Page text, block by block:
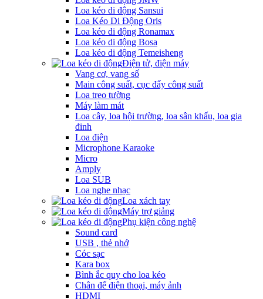
Loa kéo di động Sansui
Loa Kéo Di Động Oris
Loa kéo di động Ronamax
Loa kéo di động Bosa
Loa kéo di động Temeisheng
Điện tử, điện máy
Vang cơ, vang số
Main công suất, cục đẩy công suất
Loa treo tường
Máy làm mát
Loa cây, loa hội trường, loa sân khấu, loa gia
đinh
Loa điện
Microphone Karaoke
Micro
Amply
Loa SUB
Loa nghe nhạc
Loa xách tay
Máy trợ giảng
Phụ kiện công nghệ
Sound card
USB , thẻ nhớ
Cóc sạc
Kara box
Bình ắc quy cho loa kéo
Chân để điện thoại, máy ảnh
HDMI